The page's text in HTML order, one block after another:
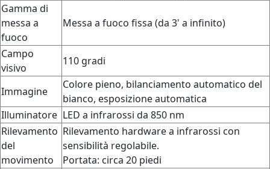
Gamma di
messa a
fuoco
Messa a fuoco fissa (da 3' a infinito)
Campo
visivo
110 gradi
Immagine
Colore pieno, bilanciamento automatico del
bianco, esposizione automatica
Illuminatore LED a infrarossi da 850 nm
Rilevamento
del
movimento
Rilevamento hardware a infrarossi con
sensibilità regolabile.
Portata: circa 20 piedi